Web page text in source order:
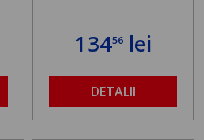
13456 lei
DETALII